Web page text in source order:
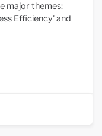
major themes:
Efficiency' and